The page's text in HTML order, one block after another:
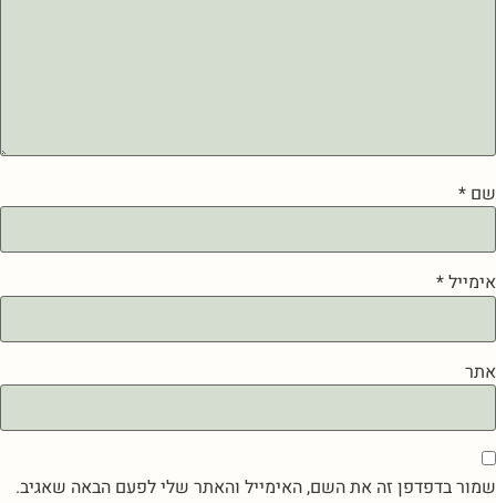
שם *
אימייל*
אתר
שמור בדפדפן זה את השם, האימייל והאתר שלי לפעם הבאה שאגיב.